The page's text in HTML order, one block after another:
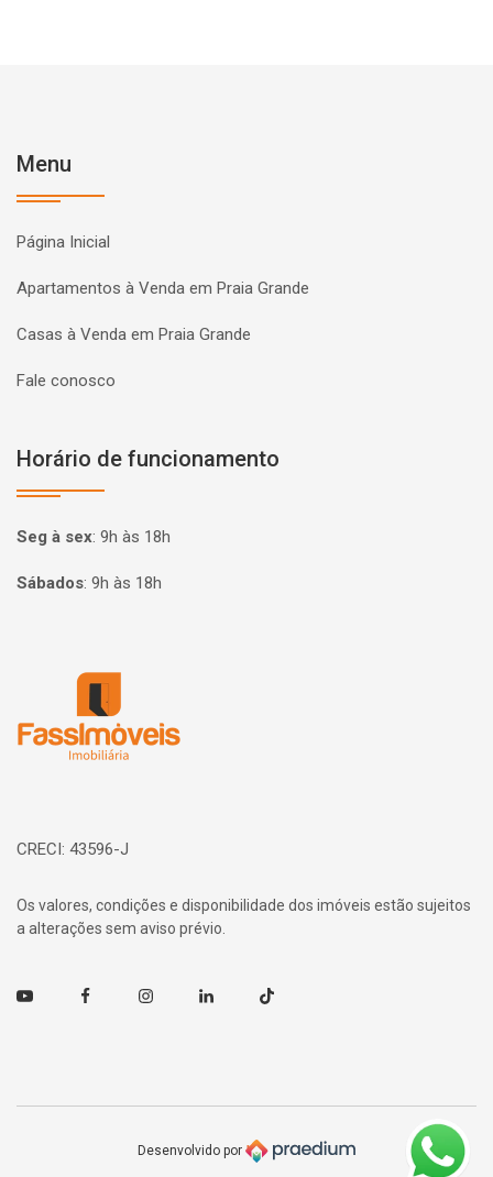
Menu
Página Inicial
Apartamentos à Venda em Praia Grande
Casas à Venda em Praia Grande
Fale conosco
Horário de funcionamento
Seg à sex: 9h às 18h
Sábados: 9h às 18h
CRECI: 43596-J
Os valores, condições e disponibilidade dos imóveis estão sujeitos
a alterações sem aviso prévio.
Youtube FacebookInstagramLinkedin TikTok
Desenvolvido por